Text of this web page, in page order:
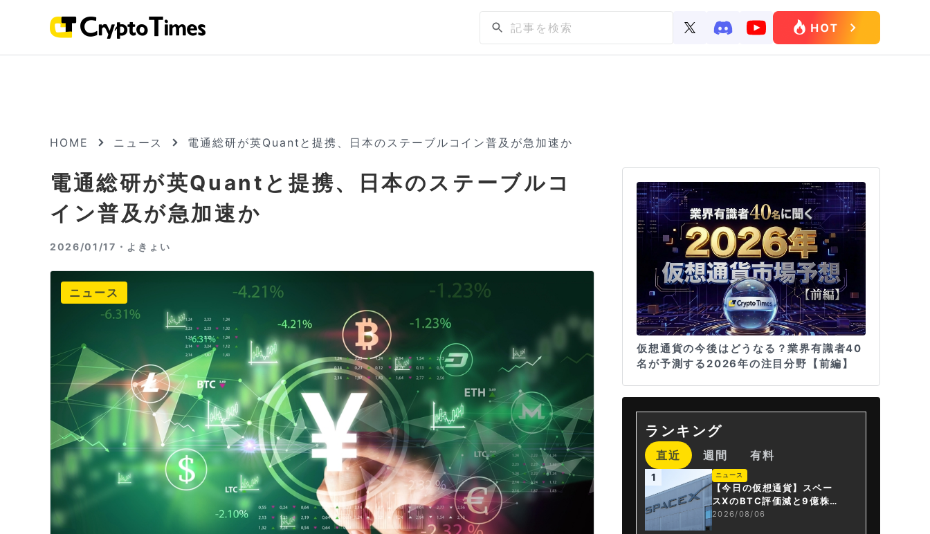
HOME ニュース 電通総研が英Quantと提携、日本のステーブルコイン普及が急加速か
電通総研が英Quantと提携、日本のステーブルコ
イン普及が急加速か
2026/01/17・ よきょい
ニュース
仮想通貨の今後はどうなる？業界有識者40
名が予測する2026年の注目分野【前編】
ランキング
直近 週間 有料
1 ニュース
【今日の仮想通貨】スペー
スXのBTC評価減と9億株の
解禁。208億円相当のBTC
が盗難
2026/08/06